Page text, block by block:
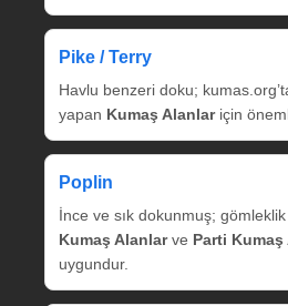
Pike / Terry
Havlu benzeri doku;
yapan Kumaş Alanlariçin
Poplin
İnce ve sık dokunmuş;
Kumaş Alanlarve Parti Kumaş
uygundur.